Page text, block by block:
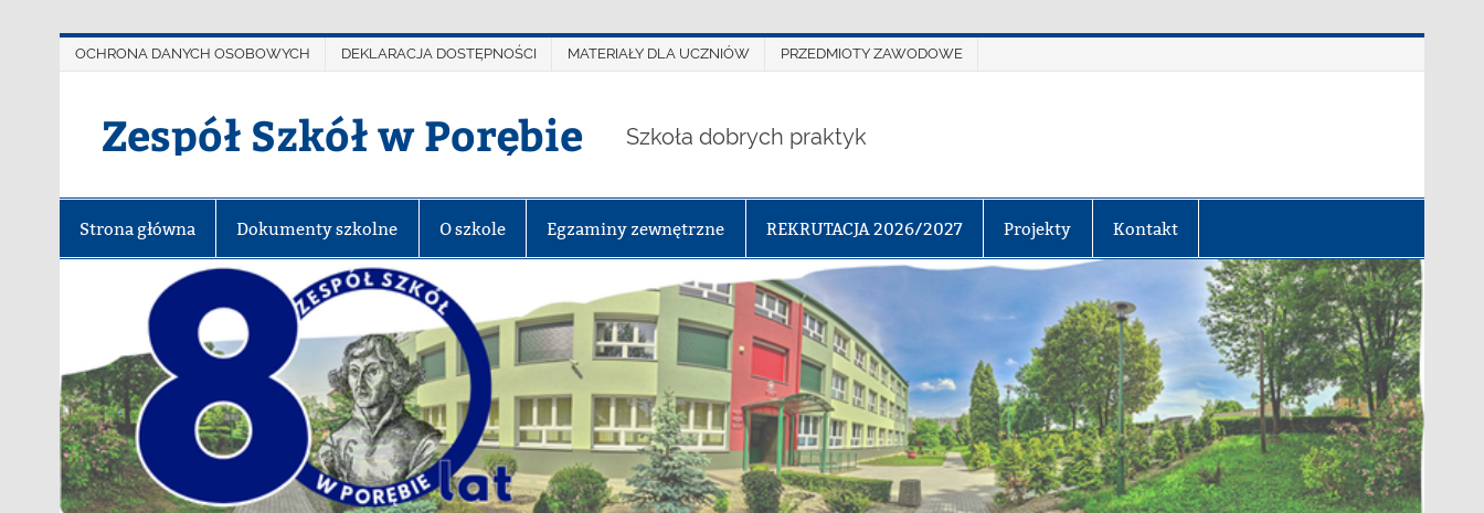
OCHRONA DANYCH OSOBOWYCH DEKLARACJA DOSTĘPNOŚCI MATERIAŁY DLA UCZNIÓW PRZEDMIOTY ZAWODOWE
Zespół Szkół w Porębie Szkoła dobrych praktyk
Strona główna Dokumenty szkolne O szkole Egzaminy zewnętrzne REKRUTACJA 2026/2027 Projekty Kontakt